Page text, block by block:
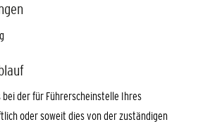
bei der für Führerscheinstelle Ihres
oder soweit dies von der zuständigen